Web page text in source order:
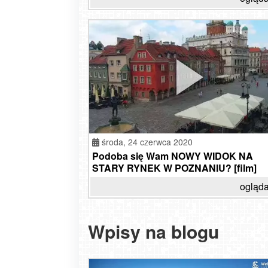
środa, 24 czerwca 2020
Podoba się Wam NOWY WIDOK NA
STARY RYNEK W POZNANIU? [film]
Wpisy na blogu